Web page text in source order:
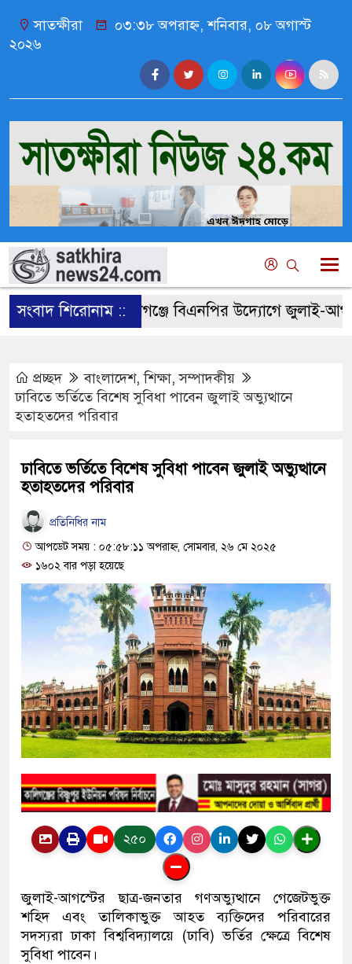
সাতক্ষীরা
০৩:৩৮ অপরাহ্ন, শনিবার, ০৮ অগাস্ট
২০২৬
সংবাদ শিরোনাম ::কালিগঞ্জে বিএনপির উদ্যোগে জুলাই-আগস্ট
প্রচ্ছদ বাংলাদেশ,শিক্ষা,সম্পাদকীয়
ঢাবিতে ভর্তিতে বিশেষ সুবিধা পাবেন জুলাই অভ্যুত্থানে
হতাহতদের পরিবার
ঢাবিতে ভর্তিতে বিশেষ সুবিধা পাবেন জুলাই অভ্যুত্থানে
হতাহতদের পরিবার
প্রতিনিধির নাম
আপডেট সময় : ০৫:৫৮:১১ অপরাহ্ণ, সোমবার, ২৬ মে ২০২৫
১৬০২ বার পড়া হয়েছে
২৫০
জুলাই-আগস্টের ছাত্র-জনতার গণঅভ্যুত্থানে গেজেটভুক্ত
শহিদ এবং তালিকাভুক্ত আহত ব্যক্তিদের পরিবারের
সদস্যরা ঢাকা বিশ্ববিদ্যালয়ে (ঢাবি) ভর্তির ক্ষেত্রে বিশেষ
সুবিধা পাবেন।